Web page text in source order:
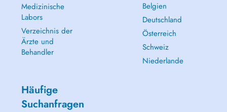
Medizinische
Labors
Verzeichnis der
Ärzte und
Behandler
Belgien
Deutschland
Österreich
Schweiz
Niederlande
Häufige
Suchanfragen